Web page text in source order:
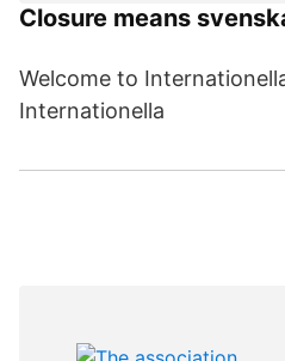
Closure means
Welcome to
Internationella